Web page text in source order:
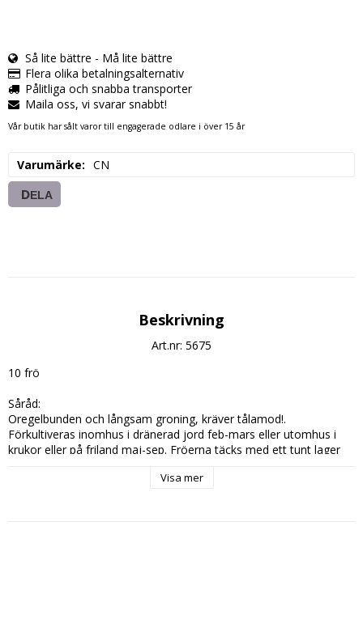
Så lite bättre - Må lite bättre
Flera olika betalningsalternativ
Pålitliga och snabba transporter
Maila oss, vi svarar snabbt!
Vår butik har sålt varor till engagerade odlare i över 15 år
Varumärke CN
DELA
Beskrivning
Art.nr: 5675
10 frö
Såråd:
Oregelbunden och långsam groning, kräver tålamod!.
Förkultiveras inomhus i dränerad jord feb-mars eller utomhus i
krukor eller på friland maj-sep. Fröerna täcks med ett tunt lager
även krukodlas året runt och övervintras frostfritt.
Visa mer